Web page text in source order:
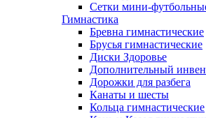
Сетки мини-
Гимнастика
Бревна гимнастические
Брусья гимнастические
Диски Здоровье
Дополнительный
Дорожки для разбега
Канаты и шесты
Кольца гимнастические